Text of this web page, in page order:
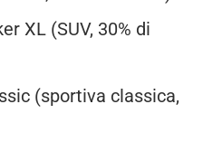
XL (SUV, 30% di
(sportiva classica,